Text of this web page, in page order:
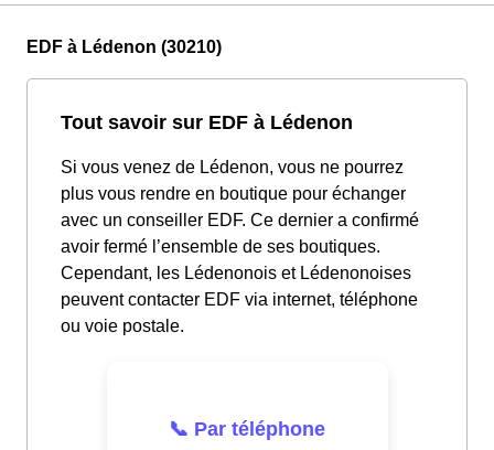
EDF à Lédenon (30210)
Tout savoir sur EDF à Lédenon
Si vous venez de Lédenon, vous ne pourrez
plus vous rendre en boutique pour échanger
avec un conseiller EDF. Ce dernier a confirmé
avoir fermé l’ensemble de ses boutiques.
Cependant, les Lédenonois et Lédenonoises
peuvent contacter EDF via internet, téléphone
ou voie postale.
📞 Par téléphone